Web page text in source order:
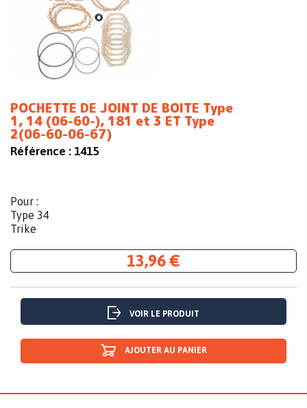
POCHETTE DE JOINT DE BOITE Type
1, 14 (06-60-), 181 et 3 ET Type
2(06-60-06-67)
Référence : 1415
Pour :
Type 34
Trike
13,96 €
VOIR LE PRODUIT
AJOUTER AU PANIER